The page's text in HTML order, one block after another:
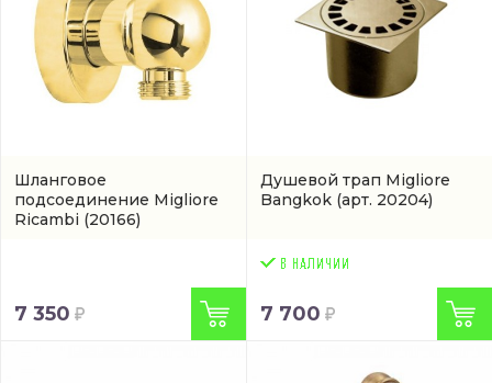
Шланговое
подсоединение Migliore
Ricambi (20166)
7 350
Душевой трап Migliore
Bangkok (арт. 20204)
7 700